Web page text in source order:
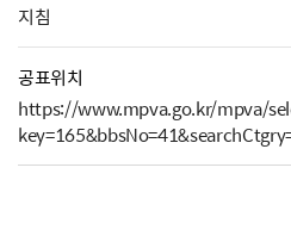
지침
공표위치
https://www.mpva.go.kr/mpva/